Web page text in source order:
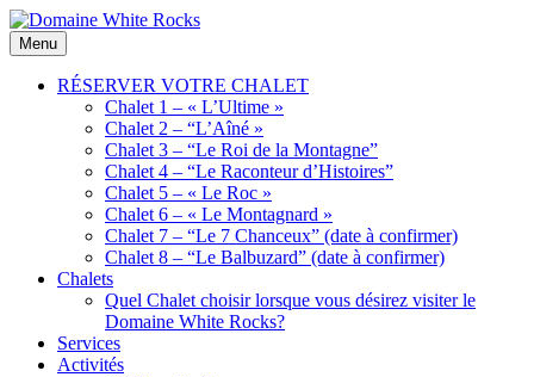
Skip
to
content
Domaine
White
Location
de
Chalets
Menu
RÉSERVER VOTRE CHALET
Chalet 1 – « L’Ultime »
Chalet 2 – “L’Aîné »
Chalet 3 – “Le Roi de la Montagne”
Chalet 4 – “Le Raconteur d’Histoires”
Chalet 5 – « Le Roc »
Chalet 6 – « Le Montagnard »
Chalet 7 – “Le 7 Chanceux” (date à confirmer)
Chalet 8 – “Le Balbuzard” (date à confirmer)
Chalets
Quel Chalet choisir lorsque vous désirez visiter le
Domaine White Rocks?
Services
Activités